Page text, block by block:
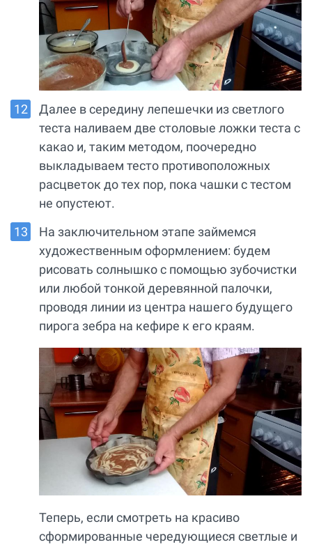
Далее в середину лепешечки из светлого
теста наливаем две столовые ложки теста с
какао и, таким методом, поочередно
выкладываем тесто противоположных
расцветок до тех пор, пока чашки с тестом
не опустеют.
На заключительном этапе займемся
художественным оформлением: будем
рисовать солнышко с помощью зубочистки
или любой тонкой деревянной палочки,
проводя линии из центра нашего будущего
пирога зебра на кефире к его краям.
Теперь, если смотреть на красиво
сформированные чередующиеся светлые и